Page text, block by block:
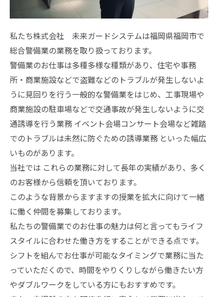
私たち株式会社 未来ガードシステムは福岡県福岡市で
総合警備業の業務を取り扱っております。
警備業のお仕事は多種多様な種類があり、住宅や事務
所・商業施設などで盗難などのトラブルが発生しないよ
うに見回りを行う一般的な警備業をはじめ、工事現場や
商業施設の駐車場などで交通事故が発生しないように交
通誘導を行う業務 イベント会場コンサート会場など雑踏
でのトラブルは未然に防ぐための誘導業務 といった幅広
いものがあります。
当社では これらの業務に対して長年の実績があり、多く
のお客様から信頼を頂いております。
このような背景からますますの授業を拡大に向けて一緒
に働く仲間を募集しております。
私たちの警備業でのお仕事の魅力は何と言ってもライフ
スタイルに合わせた働き方をすることができる点です。
シフトを組んでお仕事が可能なタイミングで業務に当た
っていただくので、時間をやりくりしながら働きたい方
やダブルワークをしている方にもおすすめです。